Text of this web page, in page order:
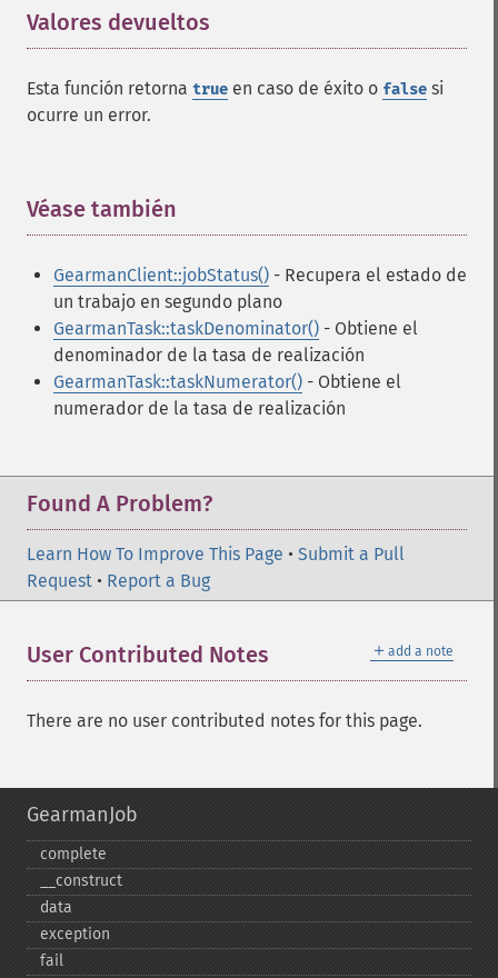
Valores devueltos
Esta función retorna true en caso de éxito o false si
ocurre un error.
Véase también
GearmanClient::jobStatus() - Recupera el estado de
un trabajo en segundo plano
GearmanTask::taskDenominator() - Obtiene el
denominador de la tasa de realización
GearmanTask::taskNumerator() - Obtiene el
numerador de la tasa de realización
Found A Problem?
Learn How To Improve This Page • Submit a Pull
Request • Report a Bug
＋ add a note
User Contributed Notes
There are no user contributed notes for this page.
GearmanJob
complete
_​_​construct
data
exception
fail